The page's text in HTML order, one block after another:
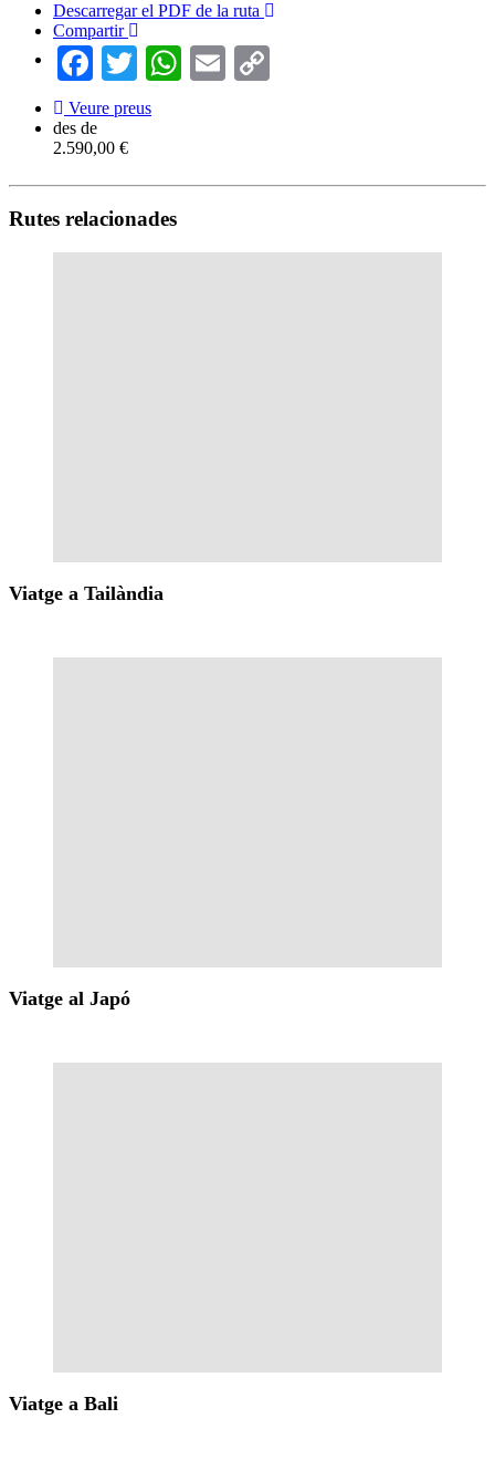
Descarregar el PDF de la ruta
Compartir
Facebook
Twitter
WhatsApp
Email
Veure preus
des de
2.590,00 €
Rutes relacionades
Viatge a Tailàndia
Viatge al Japó
Viatge a Bali